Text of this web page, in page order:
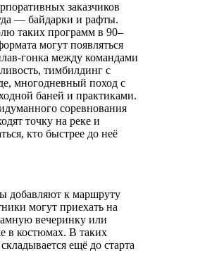
заказчиков
— байдарки и рафты.
таких программ в 90–
могут появляться
гонка между командами
тимбилдинг с
многодневный поход с
баней и практиками.
соревнования
точку на реке и
кто быстрее до неё
добавляют к маршруту
могут приехать на
вечеринку или
в костюмах. В таких
ещё до старта